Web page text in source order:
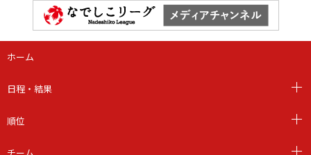
ホーム
日程・結果
順位
チーム